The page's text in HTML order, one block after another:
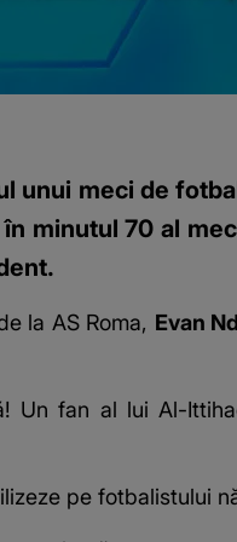
unui meci de
minutul 70 al
la AS Roma, Evan
Un fan al lui Al-
pe fotbalistului